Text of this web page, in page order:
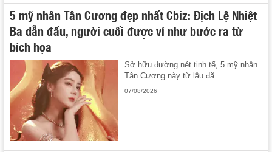
5 mỹ nhân Tân Cương đẹp nhất Cbiz: Địch Lệ Nhiệt
Ba dẫn đầu, người cuối được ví như bước ra từ
bích họa
Sở hữu đường nét tinh tế, 5 mỹ nhân
Tân Cương này từ lâu đã ...
07/08/2026